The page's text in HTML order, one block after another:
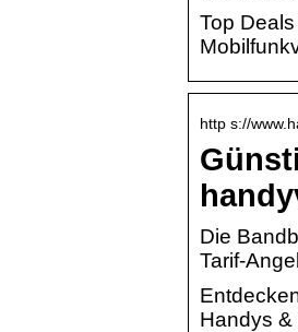
Top
http s://
Die
Tarif-
Handys